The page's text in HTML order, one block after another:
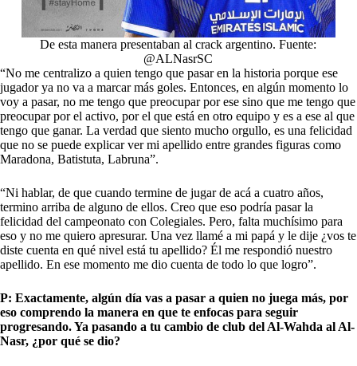
De esta manera presentaban al crack argentino. Fuente:
@ALNasrSC
“No me centralizo a quien tengo que pasar en la historia porque ese
jugador ya no va a marcar más goles. Entonces, en algún momento lo
voy a pasar, no me tengo que preocupar por ese sino que me tengo que
preocupar por el activo, por el que está en otro equipo y es a ese al que
tengo que ganar. La verdad que siento mucho orgullo, es una felicidad
que no se puede explicar ver mi apellido entre grandes figuras como
Maradona, Batistuta, Labruna”.
“Ni hablar, de que cuando termine de jugar de acá a cuatro años,
termino arriba de alguno de ellos. Creo que eso podría pasar la
felicidad del campeonato con Colegiales. Pero, falta muchísimo para
eso y no me quiero apresurar. Una vez llamé a mi papá y le dije ¿vos te
diste cuenta en qué nivel está tu apellido? Él me respondió nuestro
apellido. En ese momento me dio cuenta de todo lo que logro”.
P: Exactamente, algún día vas a pasar a quien no juega más, por
eso comprendo la manera en que te enfocas para seguir
progresando. Ya pasando a tu cambio de club del Al-Wahda al Al-
Nasr, ¿por qué se dio?